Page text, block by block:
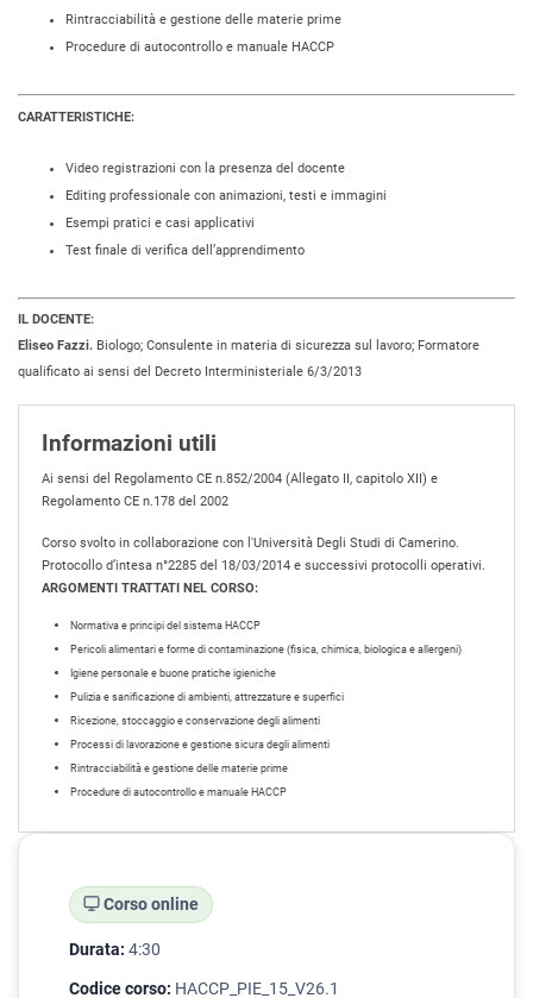
Rintracciabilità e gestione delle materie prime
Procedure di autocontrollo e manuale HACCP
CARATTERISTICHE:
Video registrazioni con la presenza del docente
Editing professionale con animazioni, testi e immagini
Esempi pratici e casi applicativi
Test finale di verifica dell’apprendimento
IL DOCENTE:
Eliseo Fazzi. Biologo; Consulente in materia di sicurezza sul lavoro; Formatore
qualificato ai sensi del Decreto Interministeriale 6/3/2013
Informazioni utili
Ai sensi del Regolamento CE n.852/2004 (Allegato II, capitolo XII) e
Regolamento CE n.178 del 2002
Corso svolto in collaborazione con l'Università Degli Studi di Camerino.
Protocollo d’intesa n°2285 del 18/03/2014 e successivi protocolli operativi.
ARGOMENTI TRATTATI NEL CORSO:
Normativa e principi del sistema HACCP
Pericoli alimentari e forme di contaminazione (fisica, chimica, biologica e allergeni)
Igiene personale e buone pratiche igieniche
Pulizia e sanificazione di ambienti, attrezzature e superfici
Ricezione, stoccaggio e conservazione degli alimenti
Processi di lavorazione e gestione sicura degli alimenti
Rintracciabilità e gestione delle materie prime
Procedure di autocontrollo e manuale HACCP
Corso online
Durata: 4:30
Codice corso: HACCP_PIE_15_V26.1